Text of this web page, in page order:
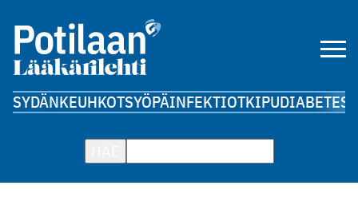
SYDÄNKEUHKOTSYÖPÄINFEKTIOTKIPUDIABETES